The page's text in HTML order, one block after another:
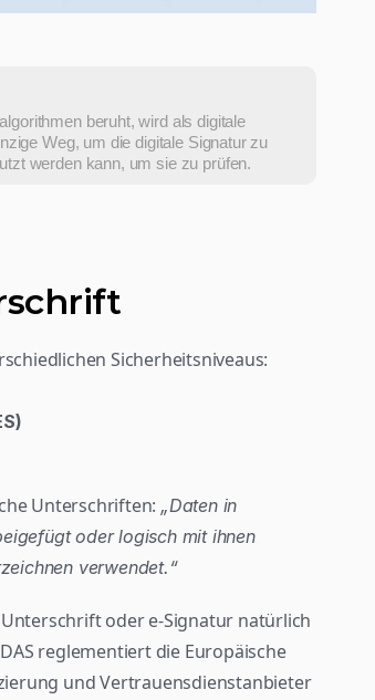
beruht, wird als digitale
Weg, um die digitale Signatur zu
werden kann, um sie zu prüfen.
Sicherheitsniveaus:
Unterschriften: „Daten in
oder logisch mit ihnen
verwendet.“
oder e-Signatur natürlich
reglementiert die Europäische
und Vertrauensdienstanbieter